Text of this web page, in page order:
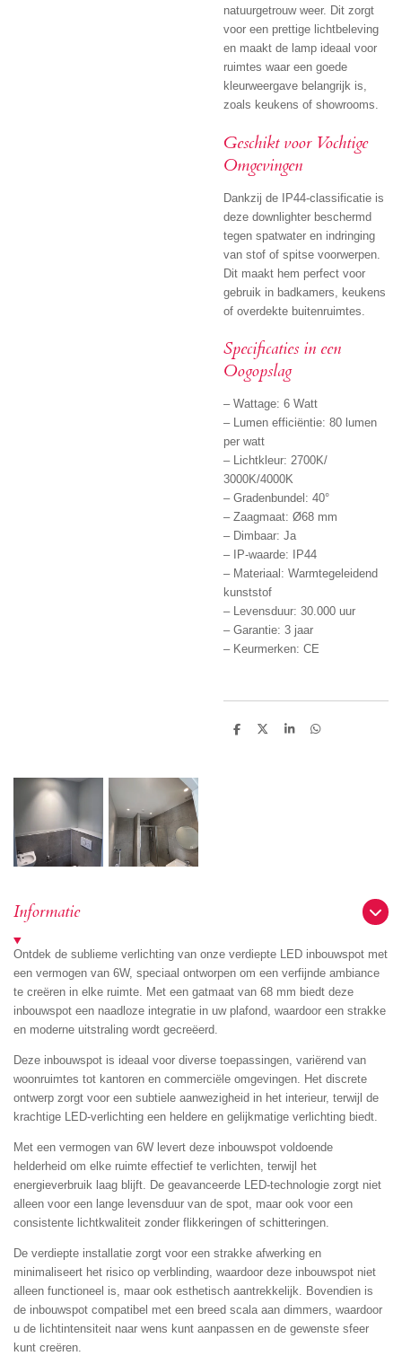
natuurgetrouw weer. Dit zorgt
voor een prettige lichtbeleving
en maakt de lamp ideaal voor
ruimtes waar een goede
kleurweergave belangrijk is,
zoals keukens of showrooms.
Geschikt voor Vochtige
Omgevingen
Dankzij de IP44-classificatie is
deze downlighter beschermd
tegen spatwater en indringing
van stof of spitse voorwerpen.
Dit maakt hem perfect voor
gebruik in badkamers, keukens
of overdekte buitenruimtes.
Specificaties in een
Oogopslag
– Wattage: 6 Watt
– Lumen efficiëntie: 80 lumen
per watt
– Lichtkleur: 2700K/
3000K/4000K
– Gradenbundel: 40°
– Zaagmaat: Ø68 mm
– Dimbaar: Ja
– IP-waarde: IP44
– Materiaal: Warmtegeleidend
kunststof
– Levensduur: 30.000 uur
– Garantie: 3 jaar
– Keurmerken: CE
D
D
S
D
Informatie
Ontdek de sublieme verlichting van onze verdiepte LED inbouwspot met
een vermogen van 6W, speciaal ontworpen om een verfijnde ambiance
te creëren in elke ruimte. Met een gatmaat van 68 mm biedt deze
inbouwspot een naadloze integratie in uw plafond, waardoor een strakke
en moderne uitstraling wordt gecreëerd.
Deze inbouwspot is ideaal voor diverse toepassingen, variërend van
woonruimtes tot kantoren en commerciële omgevingen. Het discrete
ontwerp zorgt voor een subtiele aanwezigheid in het interieur, terwijl de
krachtige LED-verlichting een heldere en gelijkmatige verlichting biedt.
Met een vermogen van 6W levert deze inbouwspot voldoende
helderheid om elke ruimte effectief te verlichten, terwijl het
energieverbruik laag blijft. De geavanceerde LED-technologie zorgt niet
alleen voor een lange levensduur van de spot, maar ook voor een
consistente lichtkwaliteit zonder flikkeringen of schitteringen.
De verdiepte installatie zorgt voor een strakke afwerking en
minimaliseert het risico op verblinding, waardoor deze inbouwspot niet
alleen functioneel is, maar ook esthetisch aantrekkelijk. Bovendien is
de inbouwspot compatibel met een breed scala aan dimmers, waardoor
u de lichtintensiteit naar wens kunt aanpassen en de gewenste sfeer
kunt creëren.